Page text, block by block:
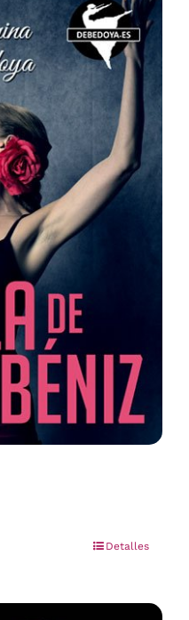
Detalles